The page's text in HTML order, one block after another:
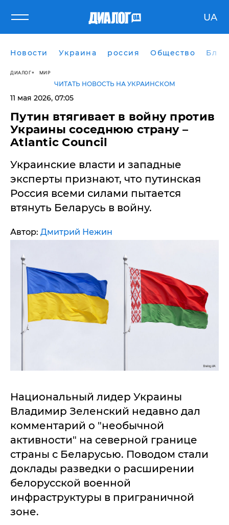
UA
Новости Украина россия Общество
ДИАЛОГ МИР
ЧИТАТЬ НОВОСТЬ НА УКРАИНСКОМ
11 мая 2026, 07:05
Путин втягивает в войну против
Украины соседнюю страну –
Atlantic Council
Украинские власти и западные
эксперты признают, что путинская
Россия всеми силами пытается
втянуть Беларусь в войну.
Автор: Дмитрий Нежин
Национальный лидер Украины
Владимир Зеленский недавно дал
комментарий о "необычной
активности" на северной границе
страны с Беларусью. Поводом стали
доклады разведки о расширении
белорусской военной
инфраструктуры в приграничной
зоне.